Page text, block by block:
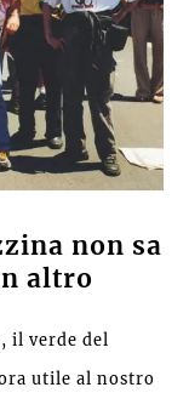
non sa
altro
il verde del
utile al nostro